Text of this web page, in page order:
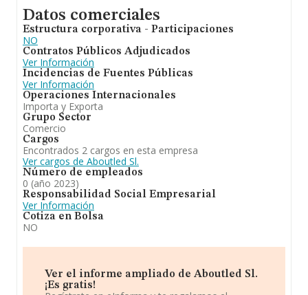
Datos comerciales
Estructura corporativa - Participaciones
NO
Contratos Públicos Adjudicados
Ver Información
Incidencias de Fuentes Públicas
Ver Información
Operaciones Internacionales
Importa y Exporta
Grupo Sector
Comercio
Cargos
Encontrados 2 cargos en esta empresa
Ver cargos de Aboutled Sl.
Número de empleados
0 (año 2023)
Responsabilidad Social Empresarial
Ver Información
Cotiza en Bolsa
NO
Ver el informe ampliado de Aboutled Sl.
¡Es gratis!